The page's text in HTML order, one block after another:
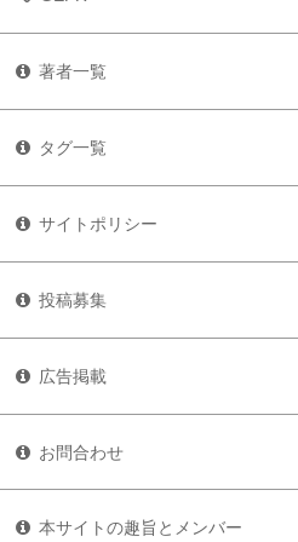
著者一覧
タグ一覧
サイトポリシー
投稿募集
広告掲載
お問合わせ
本サイトの趣旨とメンバー